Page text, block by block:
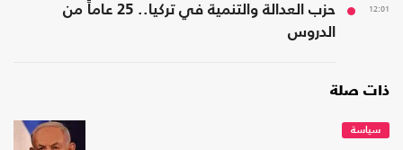
12:01
حزب العدالة والتنمية في تركيا.. 25 عاماً من
الدروس
ذات صلة
سياسة